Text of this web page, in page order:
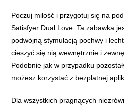
Poczuj miłość i przygotuj się na
Satisfyer Dual Love. Ta zabawka
podwójną stymulacją pochwy i
cieszyć się nią wewnętrznie i
Podobnie jak w przypadku
możesz korzystać z bezpłatnej
Dla wszystkich pragnących